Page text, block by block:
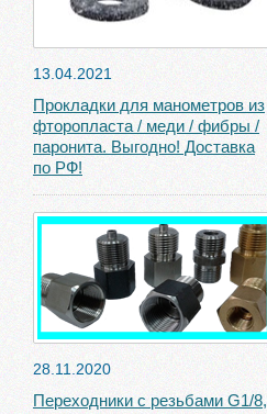
13.04.2021
Прокладки для манометров из
фторопласта / меди / фибры /
паронита. Выгодно! Доставка
по РФ!
28.11.2020
Переходники с резьбами G1/8,